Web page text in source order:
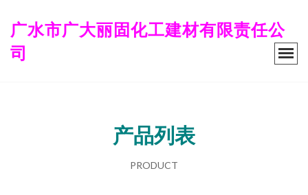
广水市广大丽固化工建材有限责任公
司
产品列表
PRODUCT